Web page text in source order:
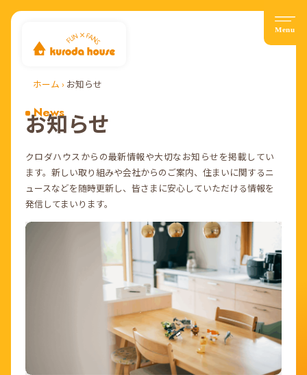
ホーム › お知らせ
News
お知らせ
クロダハウスからの最新情報や大切なお知らせを掲載してい
ます。新しい取り組みや会社からのご案内、住まいに関するニ
ュースなどを随時更新し、皆さまに安心していただける情報を
発信してまいります。